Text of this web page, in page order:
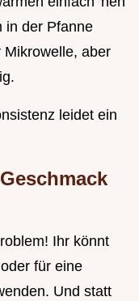
in der Pfanne
aber
leidet ein
Ihr könnt
für eine
Und statt